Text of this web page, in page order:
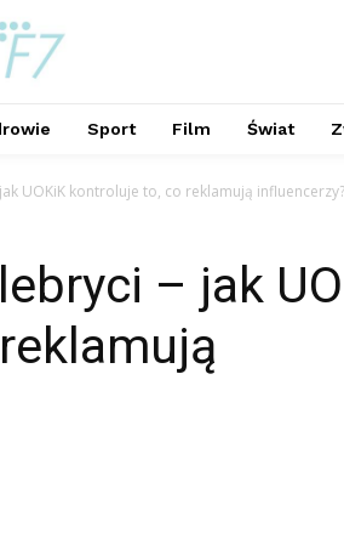
Sport Film Świat
UOKiK kontroluje to, co reklamują influencerzy?
– jak